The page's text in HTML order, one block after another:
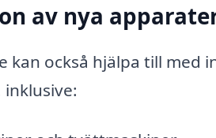
av nya
kan också hjälpa till med